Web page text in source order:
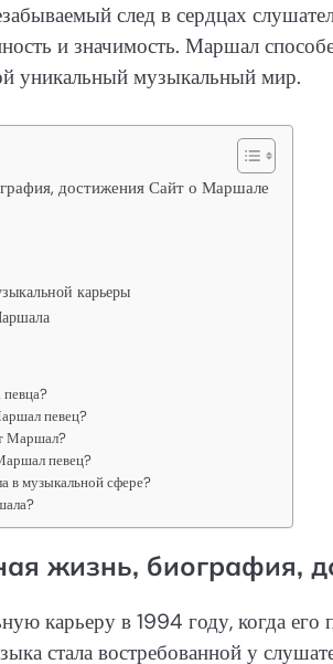
след в сердцах
и значимость. Маршал
уникальный музыкальный мир.
достижения Сайт о Маршале
карьеры
певец?
Маршал?
певец?
в музыкальной сфере?
жизнь, биография,
карьеру в 1994 году, когда его
стала востребованной у